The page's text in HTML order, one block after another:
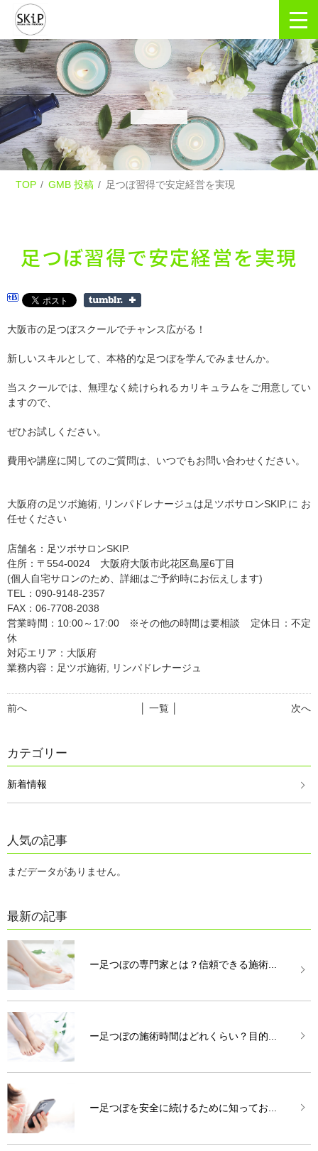
TOP GMB 投稿 足つぼ習得で安定経営を実現
足つぼ習得で安定経営を実現
大阪市の足つぼスクールでチャンス広がる！
新しいスキルとして、本格的な足つぼを学んでみませんか。
当スクールでは、無理なく続けられるカリキュラムをご用意してい
ますので、
ぜひお試しください。
費用や講座に関してのご質問は、いつでもお問い合わせください。
大阪府の足ツボ施術, リンパドレナージュは足ツボサロンSKIP.に お
任せください
店舗名：足ツボサロンSKIP.
住所：〒554-0024 大阪府大阪市此花区島屋6丁目
(個人自宅サロンのため、詳細はご予約時にお伝えします)
TEL：090-9148-2357
FAX：06-7708-2038
営業時間：10:00～17:00 ※その他の時間は要相談 定休日：不定
休
対応エリア：大阪府
業務内容：足ツボ施術, リンパドレナージュ
前へ 次へ
│ 一覧 │
カテゴリー
新着情報
人気の記事
まだデータがありません。
最新の記事
ー足つぼの専門家とは？信頼できる施術...
ー足つぼの施術時間はどれくらい？目的...
ー足つぼを安全に続けるために知ってお...